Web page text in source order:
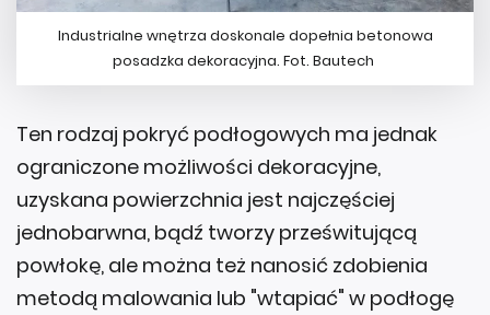
Industrialne wnętrza doskonale dopełnia betonowa
posadzka dekoracyjna. Fot. Bautech
Ten rodzaj pokryć podłogowych ma jednak
ograniczone możliwości dekoracyjne,
uzyskana powierzchnia jest najczęściej
jednobarwna, bądź tworzy prześwitującą
powłokę, ale można też nanosić zdobienia
metodą malowania lub "wtapiać" w podłogę